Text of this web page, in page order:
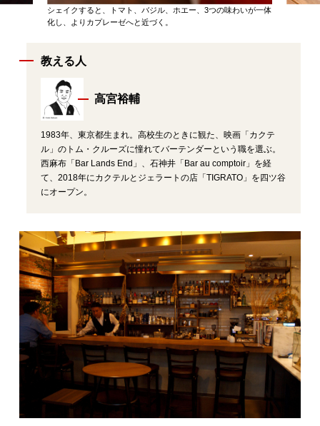
シェイクすると、トマト、バジル、ホエー、3つの味わいが一体
化し、よりカプレーゼへと近づく。
教える人
高宮裕輔
1983年、東京都生まれ。高校生のときに観た、映画「カクテ
ル」のトム・クルーズに憧れてバーテンダーという職を選ぶ。
西麻布「Bar Lands End」、石神井「Bar au comptoir」を経
て、2018年にカクテルとジェラートの店「TIGRATO」を四ツ谷
にオープン。